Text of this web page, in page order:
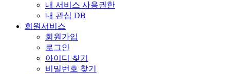
내 서비스 사용권한
내 관심 DB
회원서비스
회원가입
로그인
아이디 찾기
비밀번호 찾기